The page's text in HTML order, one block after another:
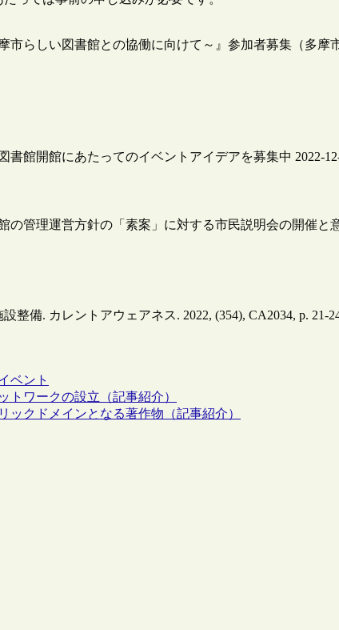
らしい図書館との協働に向けて～』参加者募集（多摩
館開館にあたってのイベントアイデアを募集中 2022-
の管理運営方針の「素案」に対する市民説明会の開催と
備. カレントアウェアネス. 2022, (354), CA2034, p. 21-
ベント
トワークの設立（記事紹介）
ックドメインとなる著作物（記事紹介）